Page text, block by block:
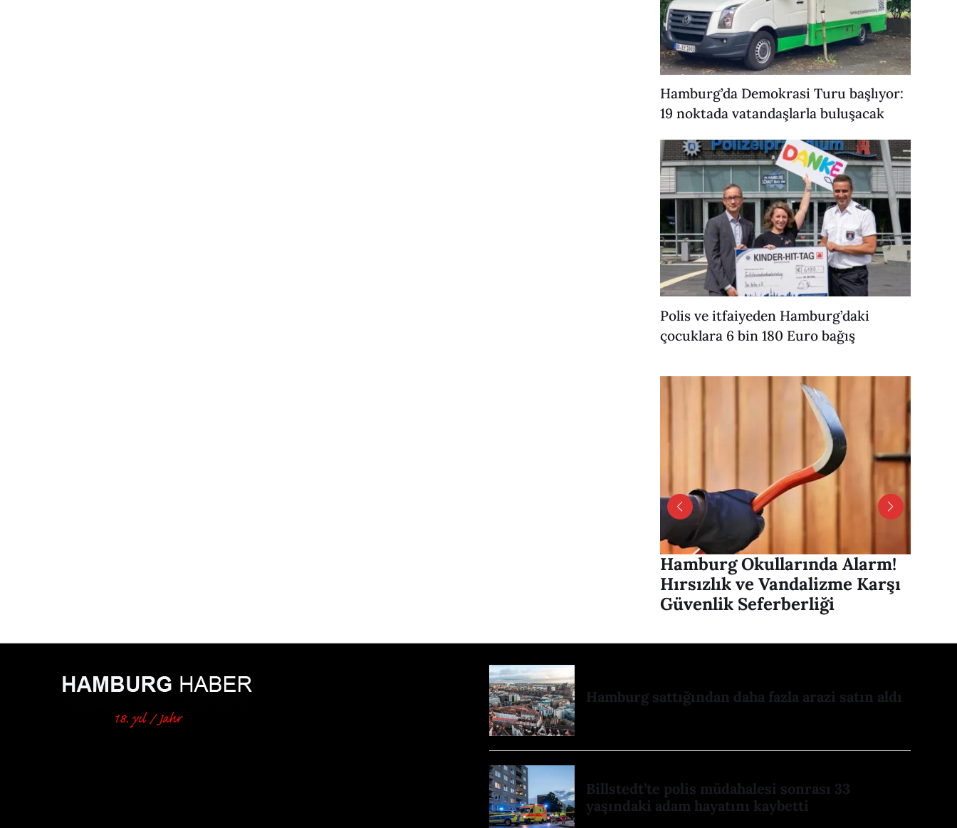
Hamburg’da Demokrasi Turu başlıyor:
19 noktada vatandaşlarla buluşacak
Polis ve itfaiyeden Hamburg’daki
çocuklara 6 bin 180 Euro bağış
Hamburg Okullarında Alarm!
Hırsızlık ve Vandalizme Karşı
Güvenlik Seferberliği
Hamburg sattığından daha fazla arazi satın aldı
Billstedt’te polis müdahalesi sonrası 33
yaşındaki adam hayatını kaybetti